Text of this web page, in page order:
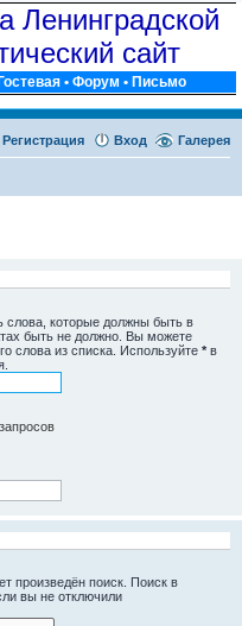
Ленинградской
сайт
Гостевая • Форум • Письмо
Галерея
Вход
Регистрация
слова, которые должны быть в
быть не должно. Вы можете
слова из списка. Используйте * в
произведён поиск. Поиск в
вы не отключили